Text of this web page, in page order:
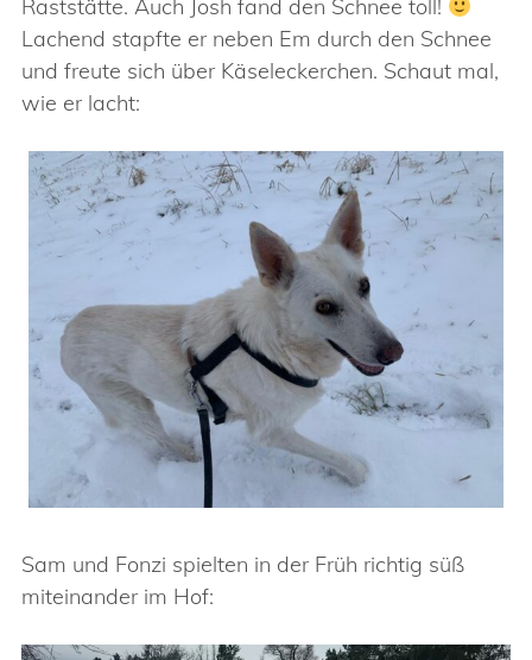
Raststätte. Auch Josh fand den Schnee toll!
Lachend stapfte er neben Em durch den Schnee
und freute sich über Käseleckerchen. Schaut mal,
wie er lacht:
Sam und Fonzi spielten in der Früh richtig süß
miteinander im Hof: